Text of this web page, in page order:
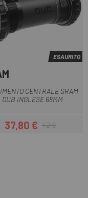
ESAURITO
CENTRALE SRAM
DUB INGLESE 68MM
Prezzo
37,80 €Prezzo base
42 €